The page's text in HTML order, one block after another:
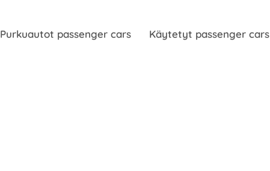
Purkuautot passenger cars Käytetyt passenger cars